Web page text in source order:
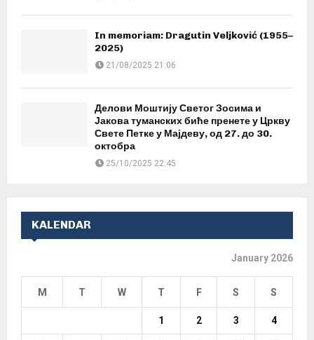
In memoriam: Dragutin Veljković (1955–
2025)
21/08/2025 21:06
Делови Моштију Светог Зосима и
Јакова туманских биће пренете у Цркву
Свете Петке у Мајдеву, од 27. до 30.
октобра
25/10/2025 22:45
KALENDAR
January 2026
M T W T F S S
1 2 3 4